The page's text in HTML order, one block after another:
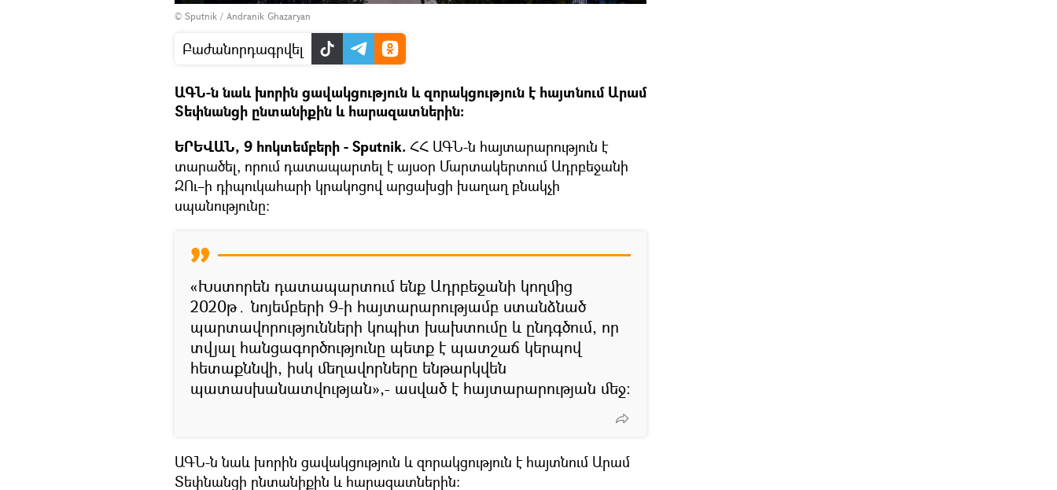
© Sputnik / Andranik Ghazaryan
Բաժանորդագրվել
ԱԳՆ-ն նաև խորին ցավակցություն և զորակցություն է հայտնում Արամ
Տեփնանցի ընտանիքին և հարազատներին։
ԵՐԵՎԱՆ, 9 հոկտեմբերի - Sputnik. ՀՀ ԱԳՆ-ն հայտարարություն է
տարածել, որում դատապարտել է այսօր Մարտակերտում Ադրբեջանի
ԶՈւ–ի դիպուկահարի կրակոցով արցախցի խաղաղ բնակչի
սպանությունը:
«Խստորեն դատապարտում ենք Ադրբեջանի կողմից
2020թ․ նոյեմբերի 9-ի հայտարարությամբ ստանձնած
պարտավորությունների կոպիտ խախտումը և ընդգծում, որ
տվյալ հանցագործությունը պետք է պատշաճ կերպով
հետաքննվի, իսկ մեղավորները ենթարկվեն
պատասխանատվության»,- ասված է հայտարարության մեջ։
ԱԳՆ-ն նաև խորին ցավակցություն և զորակցություն է հայտնում Արամ
Տեփնանցի ընտանիքին և հարազատներին։